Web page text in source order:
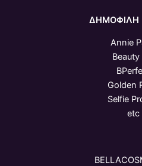
ΔΗΜΟΦΙΛΗ
Annie
Beauty
Golden
Selfie
etc